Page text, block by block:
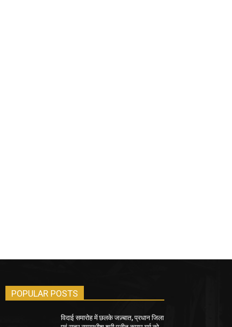
POPULAR POSTS
विदाई समारोह में छलके जज़्बात, प्रधान जिला